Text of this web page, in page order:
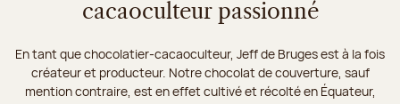
cacaoculteur passionné
En tant que chocolatier-cacaoculteur, Jeff de Bruges est à la fois
créateur et producteur. Notre chocolat de couverture, sauf
mention contraire, est en effet cultivé et récolté en Équateur,